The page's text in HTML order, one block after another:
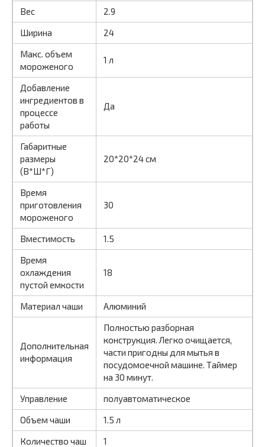
Вес
2.9
Ширина
24
Макс. объем
мороженого
1 л
Добавление
ингредиентов в
процессе
работы
Да
Габаритные
размеры
(В*Ш*Г)
20*20*24 см
Время
приготовления
мороженого
30
Вместимость
1.5
Время
охлаждения
пустой емкости
18
Материал чаши Алюминий
Дополнительная
информация
Полностью разборная
конструкция. Легко очищается,
части пригодны для мытья в
посудомоечной машине. Таймер
на 30 минут.
Управление
полуавтоматическое
Объем чаши
1.5 л
Количество чаш
1